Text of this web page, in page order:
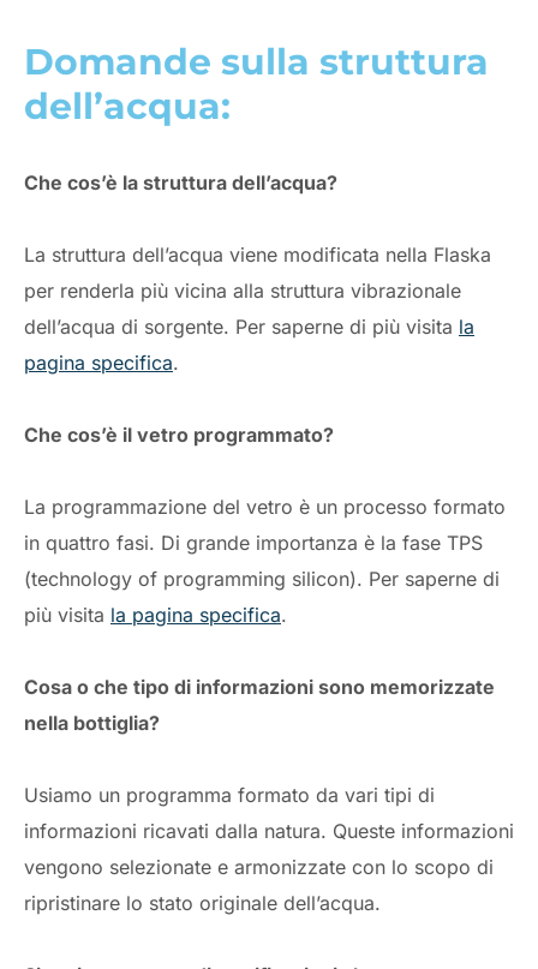
Domande sulla struttura
dell’acqua:
Che cos’è la struttura dell’acqua?
La struttura dell’acqua viene modificata nella Flaska
per renderla più vicina alla struttura vibrazionale
dell’acqua di sorgente. Per saperne di più visita la
pagina specifica.
Che cos’è il vetro programmato?
La programmazione del vetro è un processo formato
in quattro fasi. Di grande importanza è la fase TPS
(technology of programming silicon). Per saperne di
più visita la pagina specifica.
Cosa o che tipo di informazioni sono memorizzate
nella bottiglia?
Usiamo un programma formato da vari tipi di
informazioni ricavati dalla natura. Queste informazioni
vengono selezionate e armonizzate con lo scopo di
ripristinare lo stato originale dell’acqua.